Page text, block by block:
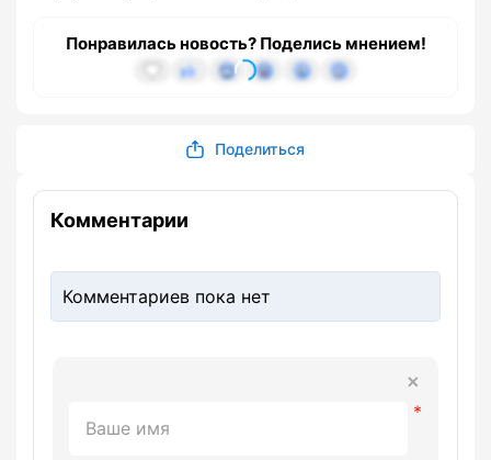
Понравилась новость? Поделись мнением!
Поделиться
Комментарии
Комментариев пока нет